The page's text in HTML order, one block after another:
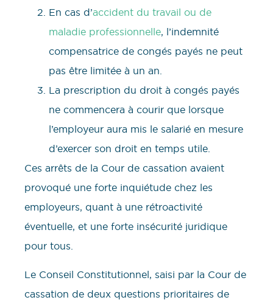
En cas d’accident du travail ou de
maladie professionnelle, l’indemnité
compensatrice de congés payés ne peut
pas être limitée à un an.
La prescription du droit à congés payés
ne commencera à courir que lorsque
l’employeur aura mis le salarié en mesure
d’exercer son droit en temps utile.
Ces arrêts de la Cour de cassation avaient
provoqué une forte inquiétude chez les
employeurs, quant à une rétroactivité
éventuelle, et une forte insécurité juridique
pour tous.
Le Conseil Constitutionnel, saisi par la Cour de
cassation de deux questions prioritaires de